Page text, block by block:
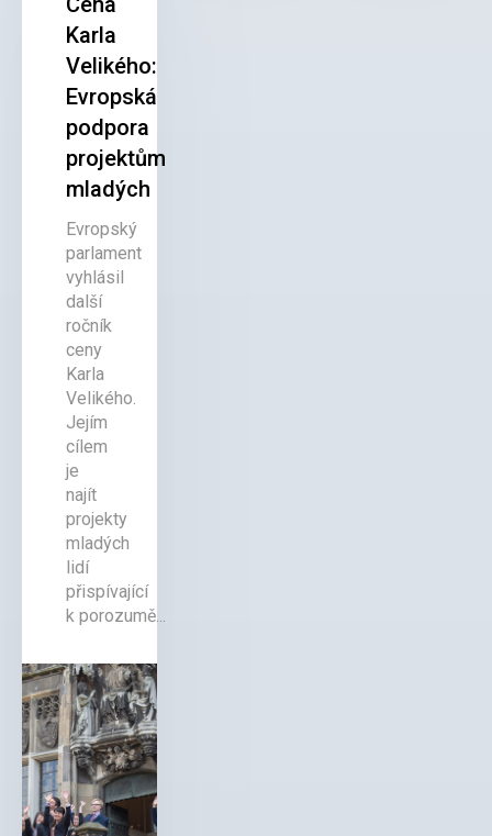
Karla
Velikého:
Evropská
podpora
projektům
mladých
Evropský
parlament
vyhlásil
další
ročník
ceny
Karla
Velikého.
Jejím
cílem
je
najít
projekty
mladých
lidí
přispívající
k porozumě...